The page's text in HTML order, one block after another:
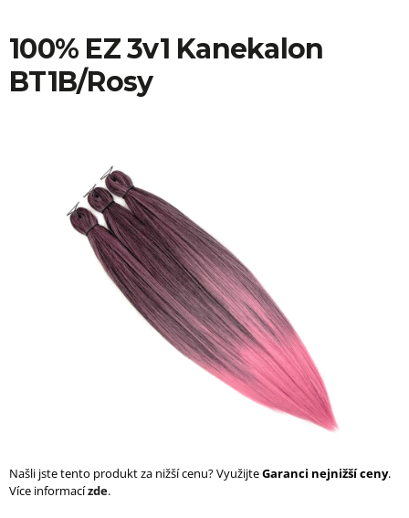
100% EZ 3v1 Kanekalon
BT1B/Rosy
Našli jste tento produkt za nižší cenu? VyužijteGaranci nejnižší ceny.
Více informacízde.
e
t
e
HLEDAT
u
č